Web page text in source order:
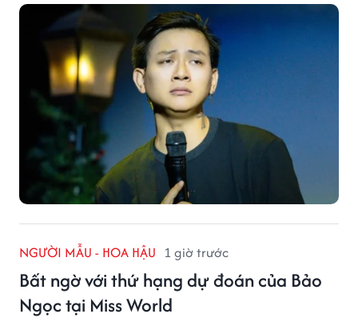
NGƯỜI MẪU - HOA HẬU 1 giờ trước
Bất ngờ với thứ hạng dự đoán của Bảo
Ngọc tại Miss World